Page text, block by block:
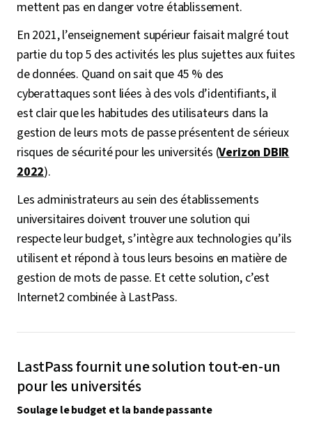
mettent pas en danger votre établissement.
En 2021, l’enseignement supérieur faisait malgré tout
partie du top 5 des activités les plus sujettes aux fuites
de données. Quand on sait que 45 % des
cyberattaques sont liées à des vols d’identifiants, il
est clair que les habitudes des utilisateurs dans la
gestion de leurs mots de passe présentent de sérieux
risques de sécurité pour les universités (Verizon DBIR
2022).
Les administrateurs au sein des établissements
universitaires doivent trouver une solution qui
respecte leur budget, s’intègre aux technologies qu’ils
utilisent et répond à tous leurs besoins en matière de
gestion de mots de passe. Et cette solution, c’est
Internet2 combinée à LastPass.
LastPass fournit une solution tout-en-un
pour les universités
Soulage le budget et la bande passante